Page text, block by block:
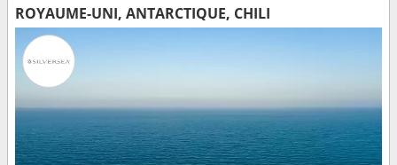
ROYAUME-UNI, ANTARCTIQUE, CHILI